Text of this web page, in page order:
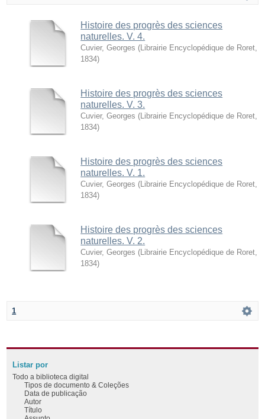
Histoire des progrès des sciences
naturelles. V. 4.
Cuvier, Georges ( Librairie Encyclopédique de Roret
1834)
Histoire des progrès des sciences
naturelles. V. 3.
Cuvier, Georges ( Librairie Encyclopédique de Roret
1834)
Histoire des progrès des sciences
naturelles. V. 1.
Cuvier, Georges ( Librairie Encyclopédique de Roret
1834)
Histoire des progrès des sciences
naturelles. V. 2.
Cuvier, Georges ( Librairie Encyclopédique de Roret
1834)
1
Listar por
Todo a biblioteca digital
Tipos de documento & Coleções
Data de publicação
Autor
Título